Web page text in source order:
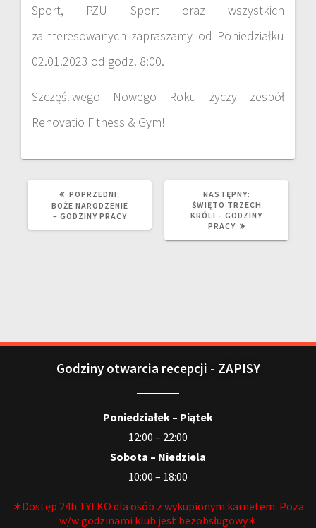
Sport, PZU Sport oraz wszystkich
zainteresowanych zapraszamy od Poniedziałku
02.01.2023 od godz. 8:00.
Szczęśliwego Nowego Roku życzy zespół
Renovatio Fitness & Gym!
POPRZEDNI:
BOŻE NARODZENIE
– GODZINY PRACY
NASTĘPNY:
ŚWIĘTO TRZECH
KRÓLI – GODZINY
PRACY
Godziny otwarcia recepcji - ZAPISY
Poniedziałek – Piątek
12:00 – 22:00
Sobota – Niedziela
10:00 – 18:00
∗Dostęp 24h TYLKO dla osób z wykupionym karnetem. Poza
w/w godzinami klub jest bezobsługowy∗